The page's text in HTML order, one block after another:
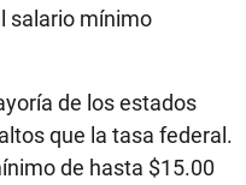
salario mínimo
de los estados
que la tasa federal.
de hasta $15.00